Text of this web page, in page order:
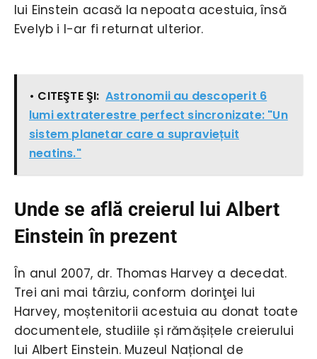
lui Einstein acasă la nepoata acestuia, însă
Evelyb i l-ar fi returnat ulterior.
• CITEŞTE ŞI: Astronomii au descoperit 6
lumi extraterestre perfect sincronizate: "Un
sistem planetar care a supraviețuit
neatins."
Unde se află creierul lui Albert
Einstein în prezent
În anul 2007, dr. Thomas Harvey a decedat.
Trei ani mai târziu, conform dorinţei lui
Harvey, moștenitorii acestuia au donat toate
documentele, studiile și rămășițele creierului
lui Albert Einstein. Muzeul Național de